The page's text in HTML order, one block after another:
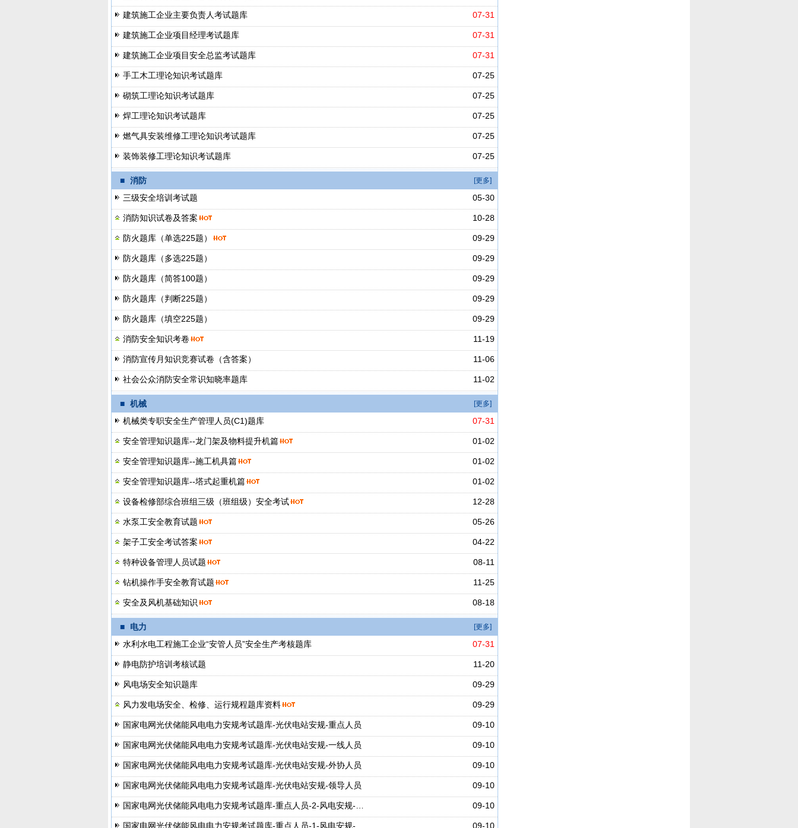
07-31
建筑施工企业主要负责人考试题库
07-31
建筑施工企业项目经理考试题库
07-31
建筑施工企业项目安全总监考试题库
07-25
手工木工理论知识考试题库
07-25
砌筑工理论知识考试题库
07-25
焊工理论知识考试题库
07-25
燃气具安装维修工理论知识考试题库
07-25
装饰装修工理论知识考试题库
[更多]
■ 消防
05-30
三级安全培训考试题
10-28
消防知识试卷及答案
09-29
防火题库（单选225题）
09-29
防火题库（多选225题）
09-29
防火题库（简答100题）
09-29
防火题库（判断225题）
09-29
防火题库（填空225题）
11-19
消防安全知识考卷
11-06
消防宣传月知识竞赛试卷（含答案）
11-02
社会公众消防安全常识知晓率题库
[更多]
■ 机械
07-31
机械类专职安全生产管理人员(C1)题库
01-02
安全管理知识题库--龙门架及物料提升机篇
01-02
安全管理知识题库--施工机具篇
01-02
安全管理知识题库--塔式起重机篇
12-28
设备检修部综合班组三级（班组级）安全考试
05-26
水泵工安全教育试题
04-22
架子工安全考试答案
08-11
特种设备管理人员试题
11-25
钻机操作手安全教育试题
08-18
安全及风机基础知识
[更多]
■
电力
07-31
水利水电工程施工企业“安管人员”安全生产考核题库
11-20
静电防护培训考核试题
09-29
风电场安全知识题库
09-29
风力发电场安全、检修、运行规程题库资料
09-10
国家电网光伏储能风电电力安规考试题库-光伏电站安规-重点人员
09-10
国家电网光伏储能风电电力安规考试题库-光伏电站安规-一线人员
09-10
国家电网光伏储能风电电力安规考试题库-光伏电站安规-外协人员
09-10
国家电网光伏储能风电电力安规考试题库-光伏电站安规-领导人员
09-10
国家电网光伏储能风电电力安规考试题库-重点人员-2-风电安规-…
09-10
国家电网光伏储能风电电力安规考试题库-重点人员-1-风电安规-…